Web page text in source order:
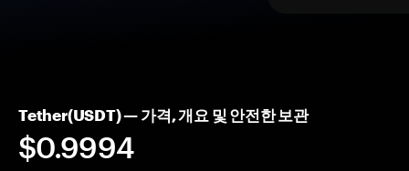
Tether(USDT) — 가격, 개요 및 안전한 보관
$0.9994